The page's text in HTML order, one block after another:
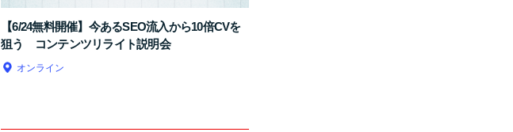
【6/24無料開催】今あるSEO流入から10倍CVを
狙う コンテンツリライト説明会
オンライン